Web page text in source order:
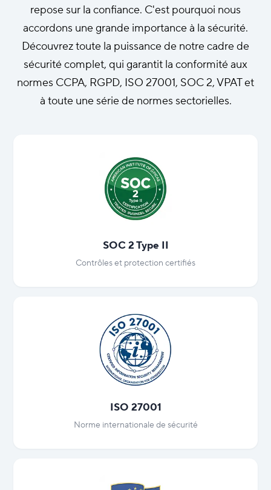
repose sur la confiance. C'est pourquoi nous
accordons une grande importance à la sécurité.
Découvrez toute la puissance de notre cadre de
sécurité complet, qui garantit la conformité aux
normes CCPA, RGPD, ISO 27001, SOC 2, VPAT et
à toute une série de normes sectorielles.
SOC 2 Type II
Contrôles et protection certifiés
ISO 27001
Norme internationale de sécurité